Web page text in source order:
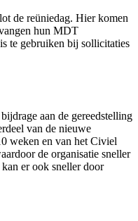
de reüniedag. Hier komen
hun MDT
te gebruiken bij sollicitaties
aan de gereedstelling
van de nieuwe
weken en van het Civiel
de organisatie sneller
er ook sneller door